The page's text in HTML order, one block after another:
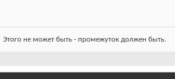
Этого не может быть - промежуток должен быть.